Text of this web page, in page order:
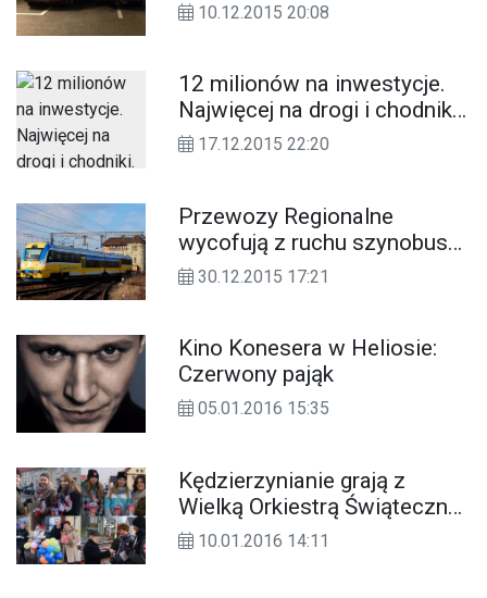
10.12.2015 20:08
12 milionów na inwestycje.
Najwięcej na drogi i chodniki.
Powiat ma budżet na 2016
17.12.2015 22:20
Przewozy Regionalne
wycofują z ruchu szynobusy.
Do Nysy dojedziesz
30.12.2015 17:21
Kino Konesera w Heliosie:
Czerwony pająk
05.01.2016 15:35
Kędzierzynianie grają z
Wielką Orkiestrą Świątecznej
Pomocy. ZDJĘCIA
10.01.2016 14:11